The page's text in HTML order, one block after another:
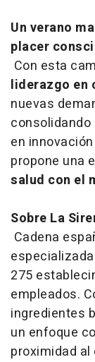
Un verano
placer
Con esta
liderazgo en
nuevas
en
propone una
salud con el
Sobre La
Cadena
275
empleados.
ingredientes
un enfoque
proximidad al